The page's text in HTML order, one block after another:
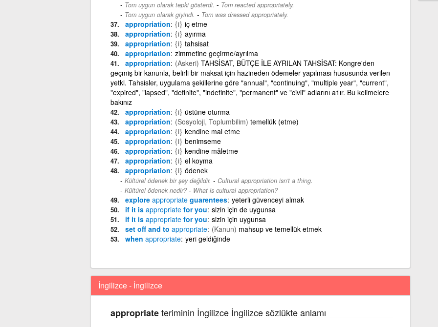
Tom uygun olarak tepki gösterdi. - Tom reacted appropriately.
Tom uygun olarak giyindi. - Tom was dressed appropriately.
appropriation {i} iç etme
appropriation {i} ayırma
appropriation {i} tahsisat
appropriation zimmetine geçirme/ayrılma
appropriation (Askeri) TAHSİSAT, BÜTÇE İLE AYRILAN TAHSİSAT: Kongre'den
geçmiş bir kanunla, belirli bir maksat için hazineden ödemeler yapılması hususunda verilen
yetki. Tahsisler, uygulama şekillerine göre "annual", "continuing", "multiple year", "current",
"expired", "lapsed", "definite", "indefinite", "permanent" ve "civil" adlarını a1ır. Bu kelimelere
bakınız
appropriation {i} üstüne oturma
appropriation (Sosyoloji, Toplumbilim) temellük (etme)
appropriation {i} kendine mal etme
appropriation {i} benimseme
appropriation {i} kendine mâletme
appropriation {i} el koyma
appropriation {i} ödenek
Kültürel ödenek bir şey değildir. - Cultural appropriation isn't a thing.
Kültürel ödenek nedir?- What is cultural appropriation?
explore appropriateguarentees yeterli güvenceyi almak
if it is appropriatefor you sizin için de uygunsa
if it is appropriatefor you sizin için uygunsa
set off and to appropriate (Kanun) mahsup ve temellük etmek
when appropriate yeri geldiğinde
İngilizce - İngilizce
appropriateteriminin İngilizce İngilizce sözlükte anlamı